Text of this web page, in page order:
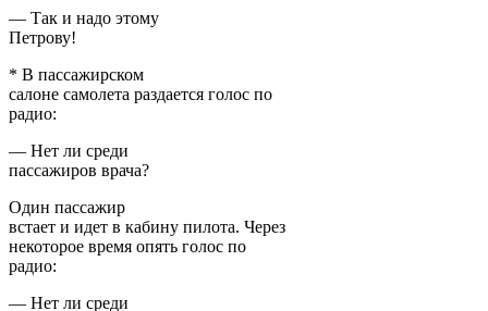
— Так и надо этому
Петрову!
* В пассажирском
салоне самолета раздается голос по
радио:
— Нет ли среди
пассажиров врача?
Один пассажир
встает и идет в кабину пилота. Через
некоторое время опять голос по
радио:
— Нет ли среди